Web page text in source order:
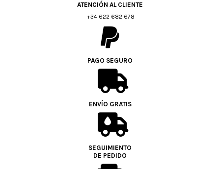
ATENCIÓN AL CLIENTE
+34 622 682 678
PAGO SEGURO
ENVÍO GRATIS
SEGUIMIENTO
DE PEDIDO